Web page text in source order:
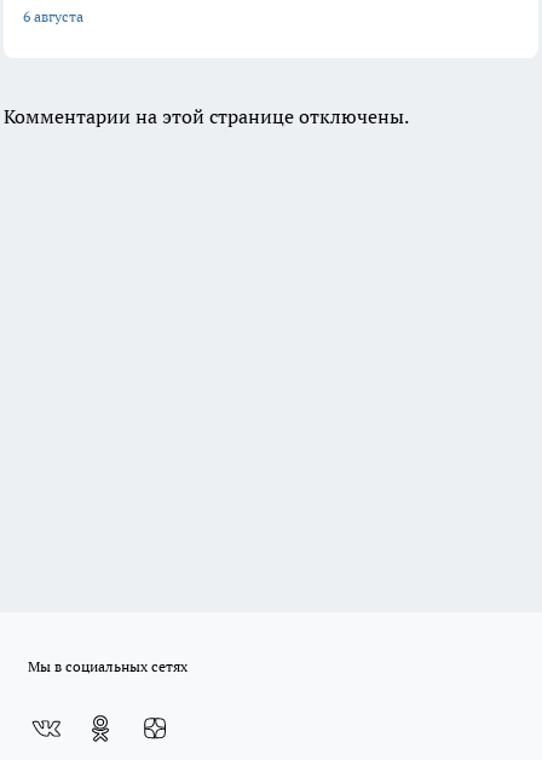
6 августа
Комментарии на этой странице отключены.
Мы в социальных сетях